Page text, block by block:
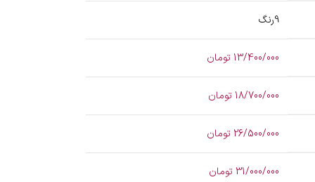
9رنگ
13/400/000 تومان
18/700/000 تومان
26/500/000 تومان
31/000/000 تومان